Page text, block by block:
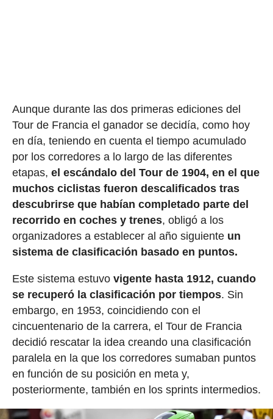
Aunque durante las dos primeras ediciones del
Tour de Francia el ganador se decidía, como hoy
en día, teniendo en cuenta el tiempo acumulado
por los corredores a lo largo de las diferentes
etapas, el escándalo del Tour de 1904, en el que
muchos ciclistas fueron descalificados tras
descubrirse que habían completado parte del
recorrido en coches y trenes, obligó a los
organizadores a establecer al año siguiente un
sistema de clasificación basado en puntos.
Este sistema estuvo vigente hasta 1912, cuando
se recuperó la clasificación por tiempos. Sin
embargo, en 1953, coincidiendo con el
cincuentenario de la carrera, el Tour de Francia
decidió rescatar la idea creando una clasificación
paralela en la que los corredores sumaban puntos
en función de su posición en meta y,
posteriormente, también en los sprints intermedios.